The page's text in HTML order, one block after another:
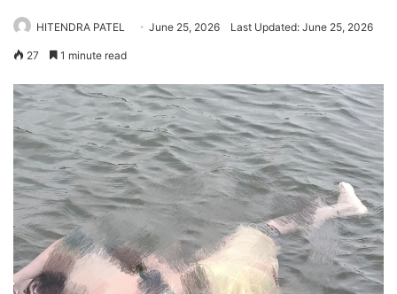
HITENDRA PATEL June 25, 2026 Last Updated: June 25, 2026
27 1 minute read